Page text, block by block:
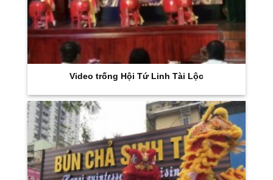
Video trống Hội Tứ Linh Tài Lộc